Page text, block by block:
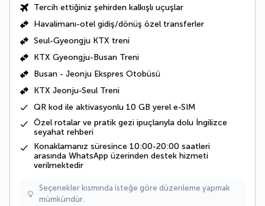
Tercih ettiğiniz şehirden kalkışlı uçuşlar
Havalimanı-otel gidiş/dönüş özel transferler
Seul-Gyeongju KTX treni
KTX Gyeongju-Busan Treni
Busan - Jeonju Ekspres Otobüsü
KTX Jeonju-Seul Treni
QR kod ile aktivasyonlu 10 GB yerel e-SIM
Özel rotalar ve pratik gezi ipuçlarıyla dolu İngilizce
seyahat rehberi
Konaklamanız süresince 10:00-20:00 saatleri
arasında WhatsApp üzerinden destek hizmeti
verilmektedir
Seçenekler kısmında isteğe göre düzenleme yapmak
mümkündür.